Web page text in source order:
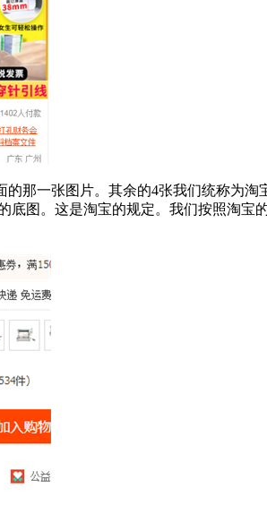
那一张图片。其余的4张我们统称为
图。这是淘宝的规定。我们按照淘宝